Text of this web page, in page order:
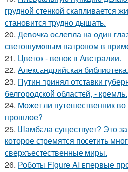
грудной стенкой скапливается
становится трудно дышать.
20. Девочка ослепла на один
светошумовым патроном в
21. Цветок - венок в Австралии.
22. Александрийская
23. Путин принял отставки
белгородской областей, - кремль.
24. Может ли путешественник
прошлое?
25. Шамбала существует? Это
которое стремятся посетить
сверхъестественные миры.
26. Роботы Figure AI впервые